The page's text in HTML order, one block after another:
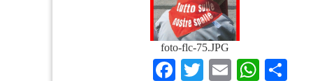
foto-flc-75.JPG
Facebook
TwitterEmail